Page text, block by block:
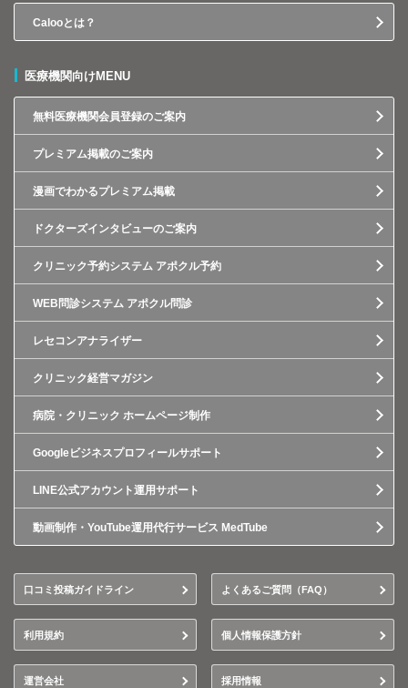
Calooとは？
医療機関向けMENU
無料医療機関会員登録のご案内
プレミアム掲載のご案内
漫画でわかるプレミアム掲載
ドクターズインタビューのご案内
クリニック予約システム アポクル予約
WEB問診システム アポクル問診
レセコンアナライザー
クリニック経営マガジン
病院・クリニック ホームページ制作
Googleビジネスプロフィールサポート
LINE公式アカウント運用サポート
動画制作・YouTube運用代行サービス MedTube
口コミ投稿ガイドライン よくあるご質問（FAQ）
利用規約 個人情報保護方針
運営会社 採用情報